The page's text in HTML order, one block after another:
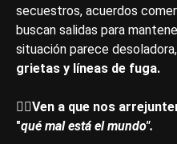
secuestros, acuerdos
buscan salidas para
situación parece
grietas y líneas de fuga.
❤️‍🔥Ven a que nos
"qué mal está el mundo".